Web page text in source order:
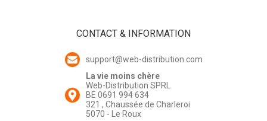
CONTACT & INFORMATION
support@web-distribution.com
La vie moins chère
Web-Distribution SPRL
BE 0691 994 634
321 , Chaussée de Charleroi
5070 - Le Roux